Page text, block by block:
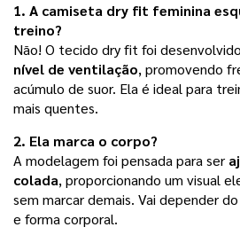
1. A camiseta dry fit feminina
treino?
Não! O tecido dry fit foi
nível de ventilação, promovendo
acúmulo de suor. Ela é ideal para
mais quentes.
2. Ela marca o corpo?
A modelagem foi pensada para ser
colada, proporcionando um visual
sem marcar demais. Vai depender
e forma corporal.